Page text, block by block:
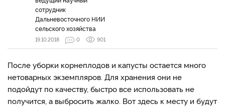
сотрудник
Дальневосточного НИИ
сельского хозяйства
19.10.2018 0 901
После уборки корнеплодов и капусты остается много
нетоварных экземпляров. Для хранения они не
подойдут по качеству, быстро все использовать не
получится, а выбросить жалко. Вот здесь к месту и будут